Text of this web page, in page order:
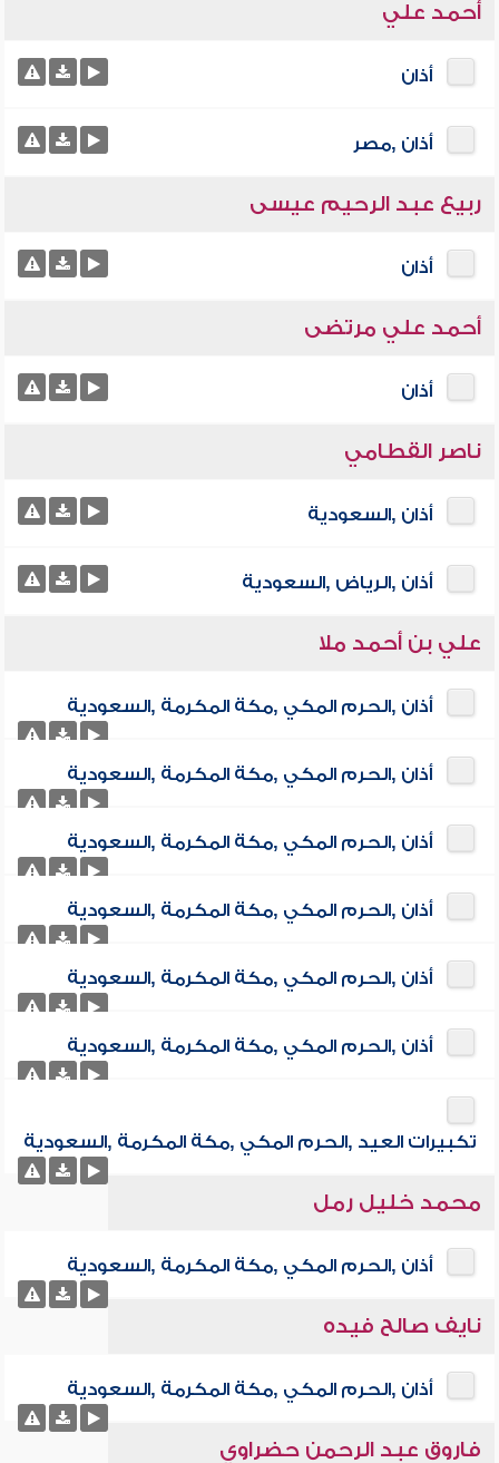
أحمد علي
أذان
أذان ,مصر
ربيع عبد الرحيم عيسى
أذان
أحمد علي مرتضى
أذان
ناصر القطامي
أذان ,السعودية
أذان ,الرياض ,السعودية
علي بن أحمد ملا
أذان ,الحرم المكي ,مكة المكرمة ,السعودية
أذان ,الحرم المكي ,مكة المكرمة ,السعودية
أذان ,الحرم المكي ,مكة المكرمة ,السعودية
أذان ,الحرم المكي ,مكة المكرمة ,السعودية
أذان ,الحرم المكي ,مكة المكرمة ,السعودية
أذان ,الحرم المكي ,مكة المكرمة ,السعودية
تكبيرات العيد ,الحرم المكي ,مكة المكرمة ,السعودية
محمد خليل رمل
أذان ,الحرم المكي ,مكة المكرمة ,السعودية
نايف صالح فيده
أذان ,الحرم المكي ,مكة المكرمة ,السعودية
فاروق عبد الرحمن حضراوي